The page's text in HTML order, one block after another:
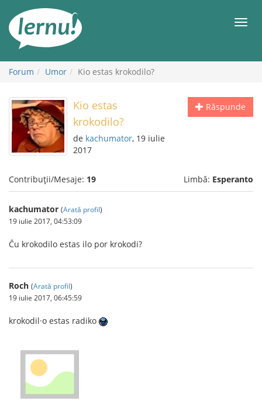
conținut
Forum Umor Kio estas krokodilo?
Răspunde
Kio estas
krokodilo?
de kachumator, 19 iulie
2017
Contribuții/Mesaje: 19 Limbă: Esperanto
kachumator (Arată profil)
19 iulie 2017, 04:53:09
Ĉu krokodilo estas ilo por krokodi?
Roch (Arată profil)
19 iulie 2017, 06:45:59
krokodil·o estas radiko